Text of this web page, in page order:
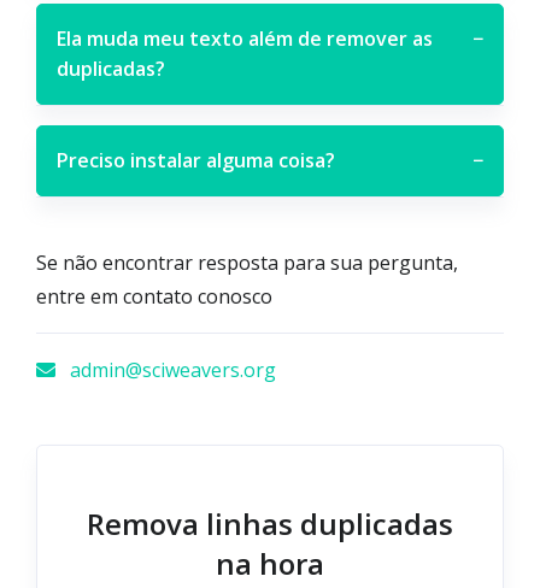
Ela muda meu texto além de remover as
duplicadas?
−
Preciso instalar alguma coisa? −
Se não encontrar resposta para sua pergunta,
entre em contato conosco
admin@sciweavers.org
Remova linhas duplicadas
na hora